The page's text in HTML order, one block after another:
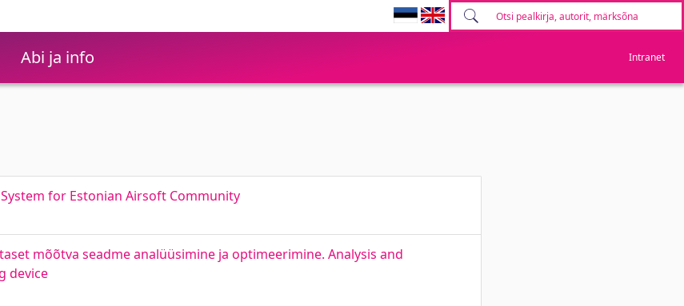
Abi ja info Intranet
for Estonian Airsoft Community
mõõtva seadme analüüsimine ja optimeerimine. Analysis and
device